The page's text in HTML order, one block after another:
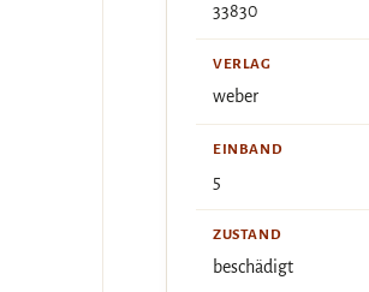
33830
VERLAG
weber
EINBAND
5
ZUSTAND
beschädigt